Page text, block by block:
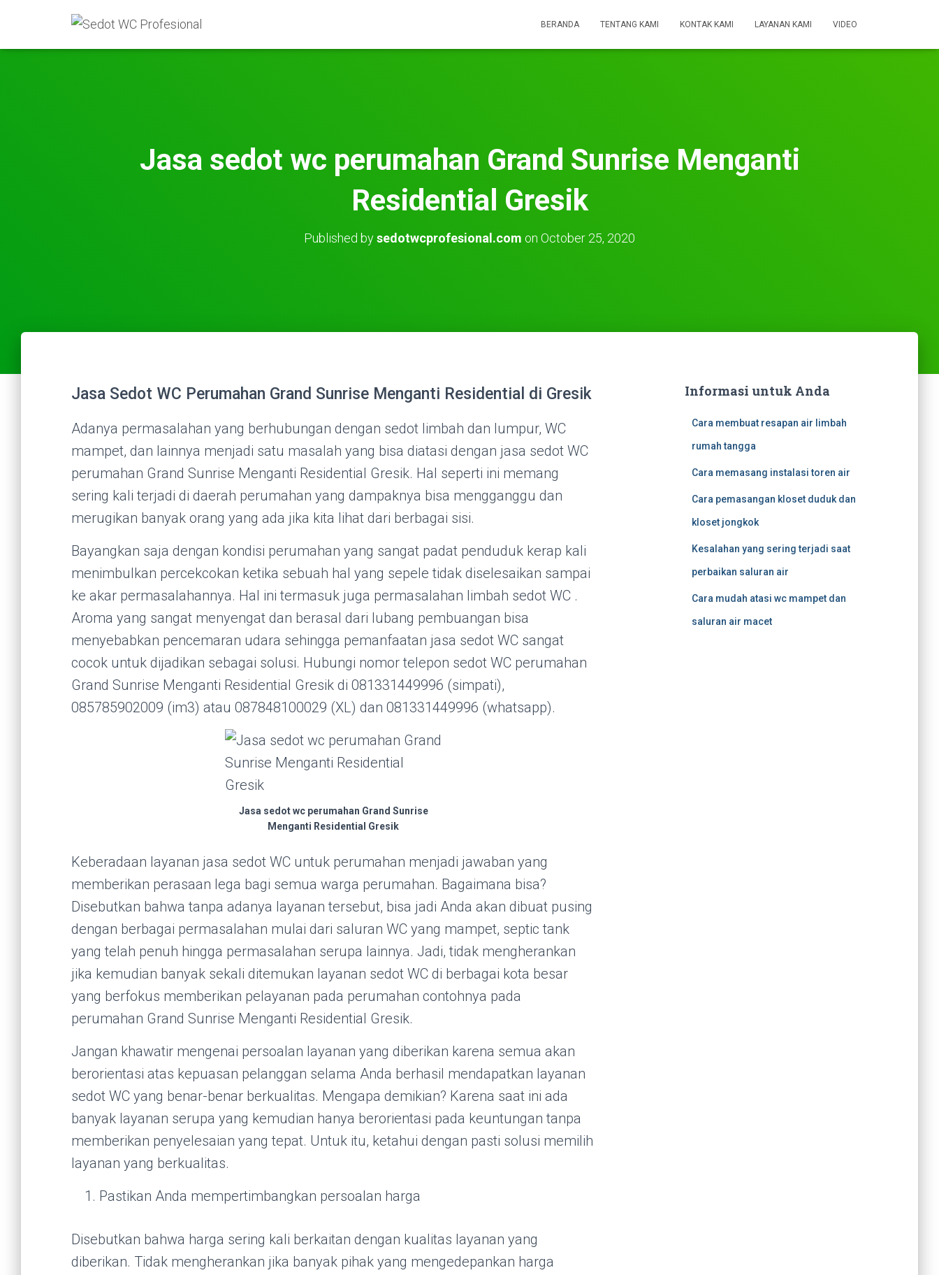
BERANDA TENTANG KAMI KONTAK KAMI LAYANAN KAMI VIDEO
Jasa sedot wc perumahan Grand Sunrise Menganti
Residential Gresik
Published bysedotwcprofesional.com on October 25, 2020
Jasa Sedot WC Perumahan Grand Sunrise Menganti Residential di Gresik
Adanya permasalahan yang berhubungan dengan sedot limbah dan lumpur, WC
mampet, dan lainnya menjadi satu masalah yang bisa diatasi dengan jasa sedot WC
perumahan Grand Sunrise Menganti Residential Gresik. Hal seperti ini memang
sering kali terjadi di daerah perumahan yang dampaknya bisa mengganggu dan
merugikan banyak orang yang ada jika kita lihat dari berbagai sisi.
Bayangkan saja dengan kondisi perumahan yang sangat padat penduduk kerap kali
menimbulkan percekcokan ketika sebuah hal yang sepele tidak diselesaikan sampai
ke akar permasalahannya. Hal ini termasuk juga permasalahan limbah sedot WC .
Aroma yang sangat menyengat dan berasal dari lubang pembuangan bisa
menyebabkan pencemaran udara sehingga pemanfaatan jasa sedot WC sangat
cocok untuk dijadikan sebagai solusi. Hubungi nomor telepon sedot WC perumahan
Grand Sunrise Menganti Residential Gresik di 081331449996 (simpati),
085785902009 (im3) atau 087848100029 (XL) dan 081331449996 (whatsapp).
Jasa sedot wc perumahan Grand Sunrise
Menganti Residential Gresik
Keberadaan layanan jasa sedot WC untuk perumahan menjadi jawaban yang
memberikan perasaan lega bagi semua warga perumahan. Bagaimana bisa?
Disebutkan bahwa tanpa adanya layanan tersebut, bisa jadi Anda akan dibuat pusing
dengan berbagai permasalahan mulai dari saluran WC yang mampet, septic tank
yang telah penuh hingga permasalahan serupa lainnya. Jadi, tidak mengherankan
jika kemudian banyak sekali ditemukan layanan sedot WC di berbagai kota besar
yang berfokus memberikan pelayanan pada perumahan contohnya pada
perumahan Grand Sunrise Menganti Residential Gresik.
Jangan khawatir mengenai persoalan layanan yang diberikan karena semua akan
berorientasi atas kepuasan pelanggan selama Anda berhasil mendapatkan layanan
sedot WC yang benar-benar berkualitas. Mengapa demikian? Karena saat ini ada
banyak layanan serupa yang kemudian hanya berorientasi pada keuntungan tanpa
memberikan penyelesaian yang tepat. Untuk itu, ketahui dengan pasti solusi memilih
layanan yang berkualitas.
Pastikan Anda mempertimbangkan persoalan harga
Disebutkan bahwa harga sering kali berkaitan dengan kualitas layanan yang
diberikan. Tidak mengherankan jika banyak pihak yang mengedepankan harga
Informasi untuk Anda
Cara membuat resapan air limbah
rumah tangga
Cara memasang instalasi toren air
Cara pemasangan kloset duduk dan
kloset jongkok
Kesalahan yang sering terjadi saat
perbaikan saluran air
Cara mudah atasi wc mampet dan
saluran air macet